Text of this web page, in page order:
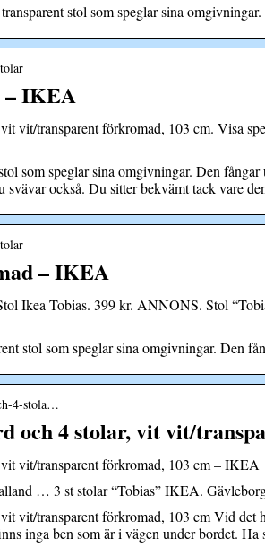
stol som speglar sina
– IKEA
vit/transparent förkromad, 103 cm. Visa
som speglar sina omgivningar. Den
svävar också. Du sitter bekvämt tack vare
– IKEA
Ikea Tobias. 399 kr. ANNONS. Stol
stol som speglar sina omgivningar. Den
4-stola…
och 4 stolar, vit vit/
vit/transparent förkromad, 103 cm – IKEA
… 3 st stolar “Tobias” IKEA.
transparent förkromad, 103 cm Vid det
inga ben som är i vägen under bordet. Ha